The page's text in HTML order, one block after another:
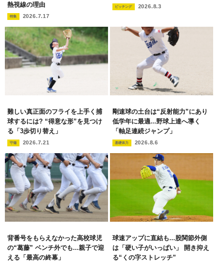
熱視線の理由
特集 2026.7.17
ピッチング 2026.8.3
難しい真正面のフライを上手く捕
球するには? “得意な形”を見つけ
る「3歩切り替え」
守備 2026.7.21
剛速球の土台は“反射能力”にあり
低学年に最適...野球上達へ導く
「軸足連続ジャンプ」
基礎体力 2026.8.6
背番号をもらえなかった高校球児
の“葛藤” ベンチ外でも...親子で迎
える「最高の終幕」
球速アップに直結も...股関節外側
は「硬い子がいっぱい」 開き抑え
る“くの字ストレッチ”